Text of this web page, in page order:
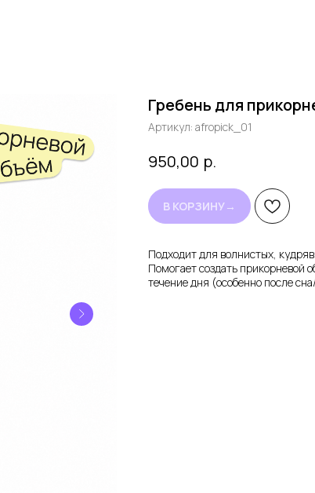
Гребень для
Артикул: afropick_01
950,00 р.
В КОРЗИНУ→
Подходит для волнистых,
Помогает создать прикорневой
течение дня (особенно после